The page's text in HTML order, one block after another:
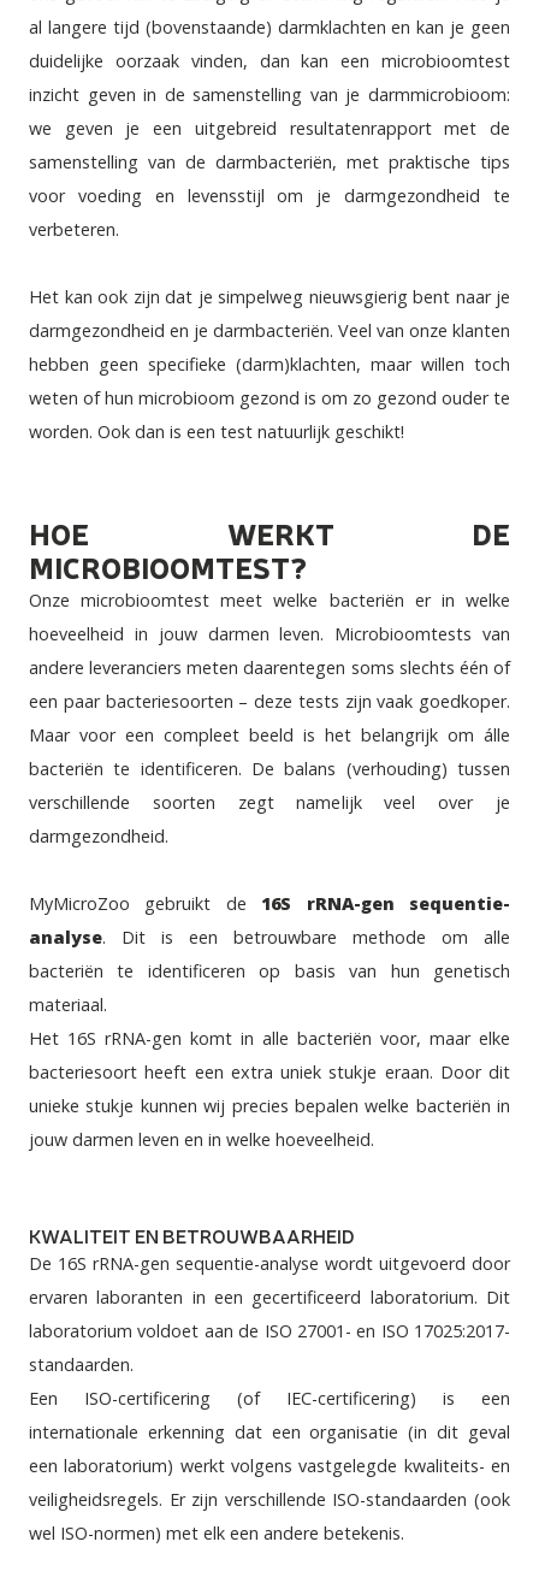
al langere tijd (bovenstaande) darmklachten en kan je geen
duidelijke oorzaak vinden, dan kan een microbioomtest
inzicht geven in de samenstelling van je darmmicrobioom:
we geven je een uitgebreid resultatenrapport met de
samenstelling van de darmbacteriën, met praktische tips
voor voeding en levensstijl om je darmgezondheid te
verbeteren.
Het kan ook zijn dat je simpelweg nieuwsgierig bent naar je
darmgezondheid en je darmbacteriën. Veel van onze klanten
hebben geen specifieke (darm)klachten, maar willen toch
weten of hun microbioom gezond is om zo gezond ouder te
worden. Ook dan is een test natuurlijk geschikt!
HOE WERKT DE
MICROBIOOMTEST?
Onze microbioomtest meet welke bacteriën er in welke
hoeveelheid in jouw darmen leven. Microbioomtests van
andere leveranciers meten daarentegen soms slechts één of
een paar bacteriesoorten – deze tests zijn vaak goedkoper.
Maar voor een compleet beeld is het belangrijk om álle
bacteriën te identificeren. De balans (verhouding) tussen
verschillende soorten zegt namelijk veel over je
darmgezondheid.
MyMicroZoo gebruikt de 16S rRNA-gen sequentie-
analyse. Dit is een betrouwbare methode om alle
bacteriën te identificeren op basis van hun genetisch
materiaal.
Het 16S rRNA-gen komt in alle bacteriën voor, maar elke
bacteriesoort heeft een extra uniek stukje eraan. Door dit
unieke stukje kunnen wij precies bepalen welke bacteriën in
jouw darmen leven en in welke hoeveelheid.
KWALITEIT EN BETROUWBAARHEID
De 16S rRNA-gen sequentie-analyse wordt uitgevoerd door
ervaren laboranten in een gecertificeerd laboratorium. Dit
laboratorium voldoet aan de ISO 27001- en ISO 17025:2017-
standaarden.
Een ISO-certificering (of IEC-certificering) is een
internationale erkenning dat een organisatie (in dit geval
een laboratorium) werkt volgens vastgelegde kwaliteits- en
veiligheidsregels. Er zijn verschillende ISO-standaarden (ook
wel ISO-normen) met elk een andere betekenis.